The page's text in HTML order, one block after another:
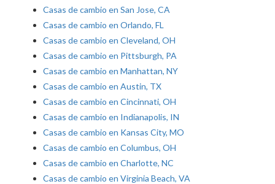
Casas de cambio en San Jose, CA
Casas de cambio en Orlando, FL
Casas de cambio en Cleveland, OH
Casas de cambio en Pittsburgh, PA
Casas de cambio en Manhattan, NY
Casas de cambio en Austin, TX
Casas de cambio en Cincinnati, OH
Casas de cambio en Indianapolis, IN
Casas de cambio en Kansas City, MO
Casas de cambio en Columbus, OH
Casas de cambio en Charlotte, NC
Casas de cambio en Virginia Beach, VA